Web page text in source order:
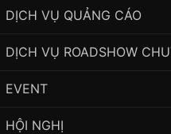
DỊCH VỤ QUẢNG CÁO
DỊCH VỤ ROADSHOW
EVENT
HỘI NGHỊ